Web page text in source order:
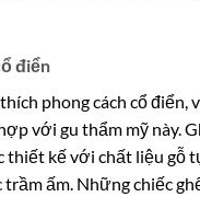
điển
phong cách cổ điển,
với gu thẩm mỹ này.
kế với chất liệu gỗ
trầm ấm. Những chiếc